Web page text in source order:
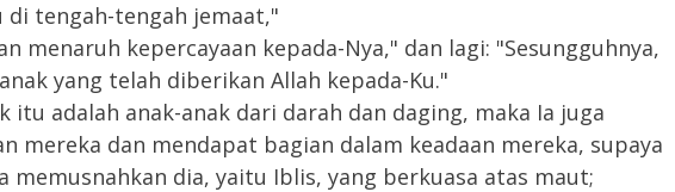
di tengah-tengah jemaat,"
menaruh kepercayaan kepada-Nya," dan lagi: "Sesungguhnya,
yang telah diberikan Allah kepada-Ku."
itu adalah anak-anak dari darah dan daging, maka Ia juga
mereka dan mendapat bagian dalam keadaan mereka, supaya
memusnahkan dia, yaitu Iblis, yang berkuasa atas maut;